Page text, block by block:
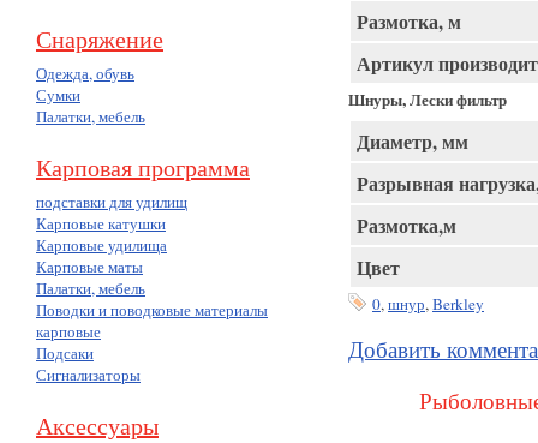
Снаряжение
Одежда, обувь
Сумки
Палатки, мебель
Карповая программа
подставки для удилищ
Карповые катушки
Карповые удилища
Карповые маты
Палатки, мебель
Поводки и поводковые материалы
карповые
Подсаки
Сигнализаторы
Аксессуары
Размотка, м
Артикул
Шнуры, Лески фильтр
Диаметр, мм
Разрывная
Размотка,м
Цвет
0,шнур,Berkley
Добавить